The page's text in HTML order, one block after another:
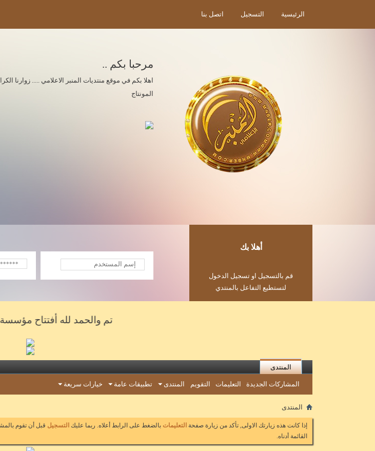
الرئيسية التسجيل اتصل بنا
مرحبا بكم ..
اهلا بكم في موقع منتديات المنبر الاعلامي ..... زوارنا
المونتاج
أهلا بك
قم بالتسجيل او تسجيل الدخول
لتستطيع التفاعل بالمنتدي
تم والحمد لله أفتتاح مؤسسة
المنتدى
المشاركات الجديدة التعليمات التقويم المنتدى تطبيقات عامة خيارات سريعة
المنتدى
إذا كانت هذه زيارتك الاولى, تأكد من زيارة صفحة التعليمات بالضغط على الرابط أعلاه. ربما عليك التسجيل قبل أن تقوم
القائمة أدناه.